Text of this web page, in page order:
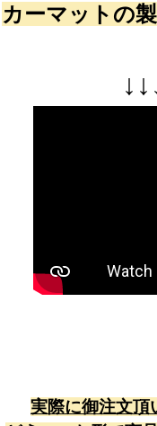
カーマットの
↓ ↓
実際に御注文頂